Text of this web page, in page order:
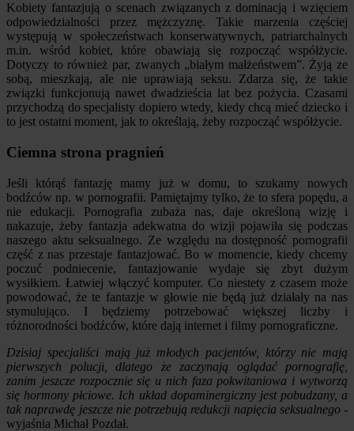
Kobiety fantazjują o scenach związanych z dominacją i wzięciem
odpowiedzialności przez mężczyznę. Takie marzenia częściej
występują w społeczeństwach konserwatywnych, patriarchalnych
m.in. wśród kobiet, które obawiają się rozpocząć współżycie.
Dotyczy to również par, zwanych „białym małżeństwem”. Żyją ze
sobą, mieszkają, ale nie uprawiają seksu. Zdarza się, że takie
związki funkcjonują nawet dwadzieścia lat bez pożycia. Czasami
przychodzą do specjalisty dopiero wtedy, kiedy chcą mieć dziecko i
to jest ostatni moment, jak to określają, żeby rozpocząć współżycie.
Ciemna strona pragnień
Jeśli którąś fantazję mamy już w domu, to szukamy nowych
bodźców np. w pornografii. Pamiętajmy tylko, że to sfera popędu, a
nie edukacji. Pornografia zubaża nas, daje określoną wizję i
nakazuje, żeby fantazja adekwatna do wizji pojawiła się podczas
naszego aktu seksualnego. Ze względu na dostępność pornografii
część z nas przestaje fantazjować. Bo w momencie, kiedy chcemy
poczuć podniecenie, fantazjowanie wydaje się zbyt dużym
wysiłkiem. Łatwiej włączyć komputer. Co niestety z czasem może
powodować, że te fantazje w głowie nie będą już działały na nas
stymulująco. I będziemy potrzebować większej liczby i
różnorodności bodźców, które dają internet i filmy pornograficzne.
Dzisiaj specjaliści mają już młodych pacjentów, którzy nie mają
pierwszych polucji, dlatego że zaczynają oglądać pornografię,
zanim jeszcze rozpocznie się u nich faza pokwitaniowa i wytworzą
się hormony płciowe. Ich układ dopaminergiczny jest pobudzany, a
tak naprawdę jeszcze nie potrzebują redukcji napięcia seksualnego-
wyjaśnia Michał Pozdał.